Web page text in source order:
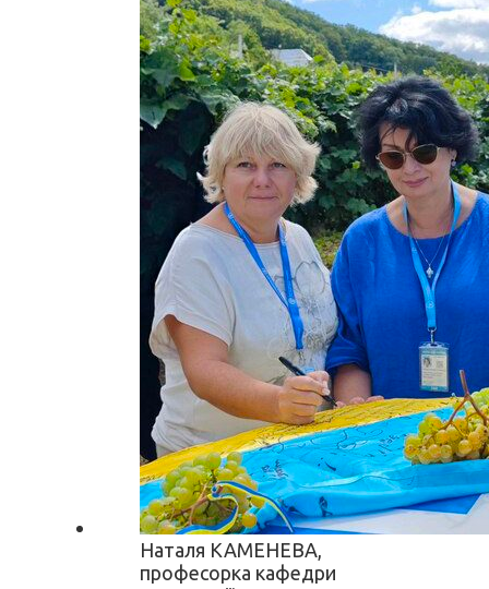
Наталя КАМЕНЕВА,
професорка кафедри